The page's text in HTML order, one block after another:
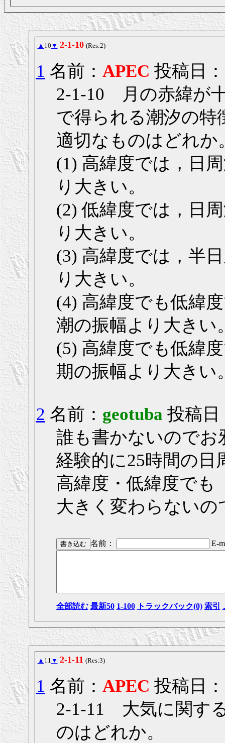
▲ 10 ▼ 2-1-10 (Res:2)
1 名前： APEC 投稿日
2-1-10 月の赤緯が
で得られる潮汐の特
適切なものはどれか
(1) 高緯度では，日
り大きい。
(2) 低緯度では，日
り大きい。
(3) 高緯度では，半
り大きい。
(4) 高緯度でも低緯
潮の振幅より大きい
(5) 高緯度でも低緯
期の振幅より大きい
2 名前： geotuba 投稿日
誰も書かないのでお
経験的に25時間の日
高緯度・低緯度でも
大きく変わらないの
名前： E-
全部読む 最新50 1-100 トラックバック(0) 索引
▲ 11 ▼ 2-1-11 (Res:3)
1 名前： APEC 投稿日
2-1-11 大気に関す
のはどれか。